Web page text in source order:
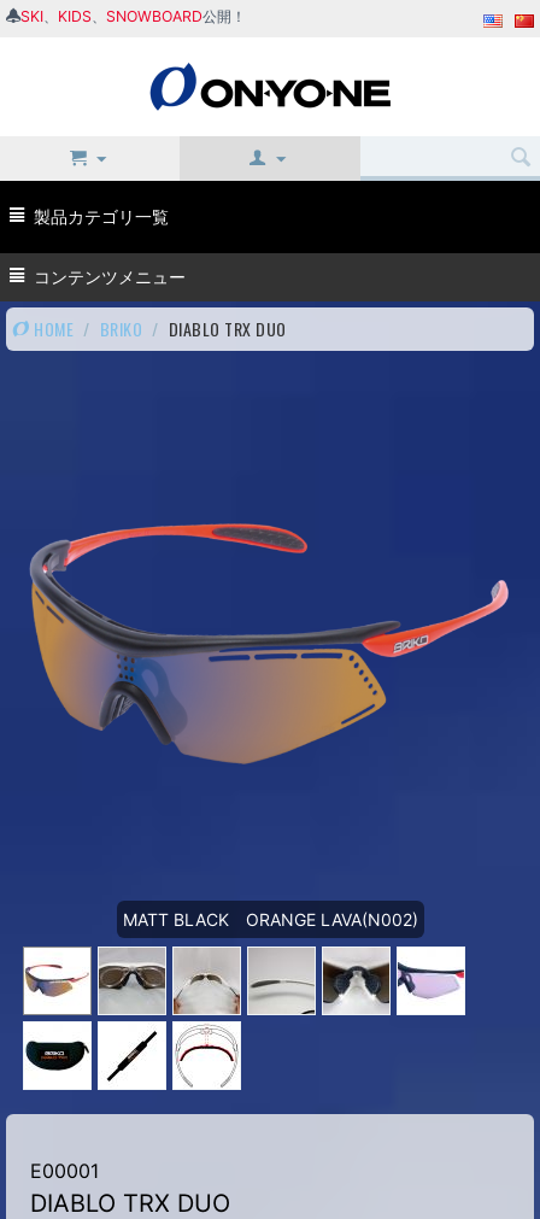
SKI KIDS SNOWBOARD公開！
製品カテゴリ一覧
コンテンツメニュー
HOME / BRIKO / DIABLO TRX DUO
MATT BLACK ORANGE LAVA(N002)
E00001
DIABLO TRX DUO